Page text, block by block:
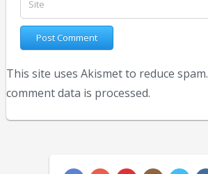
This site uses Akismet to reduce spam.
comment data is processed.